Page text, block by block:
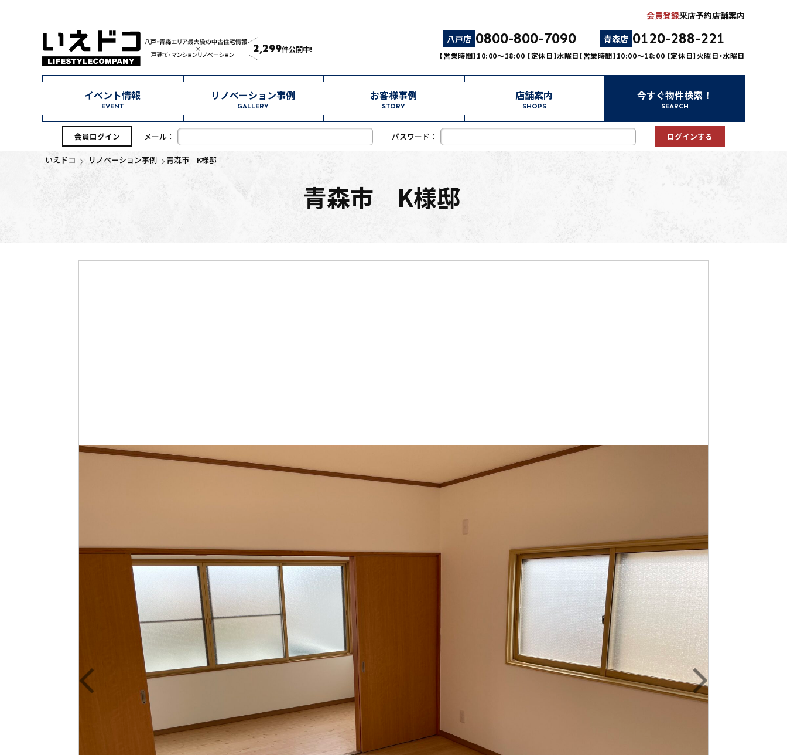
会員登録来店予約店舗案内
2,299件公開中!
八戸店 0800-800-7090
【営業時間】10:00～18:00 【定休日】水曜日
青森店 0120-288-221
【営業時間】10:00～18:00 【定休日】火曜日・水曜日
イベント情報
EVENT
リノベーション事例
GALLERY
お客様事例
STORY
店舗案内
SHOPS
今すぐ物件検索！
SEARCH
中古一戸建て
中古マンション
新築一戸建て
土地
事業用
会員ログイン メール： パスワード：
いえドコ リノベーション事例 青森市 K様邸
青森市 K様邸